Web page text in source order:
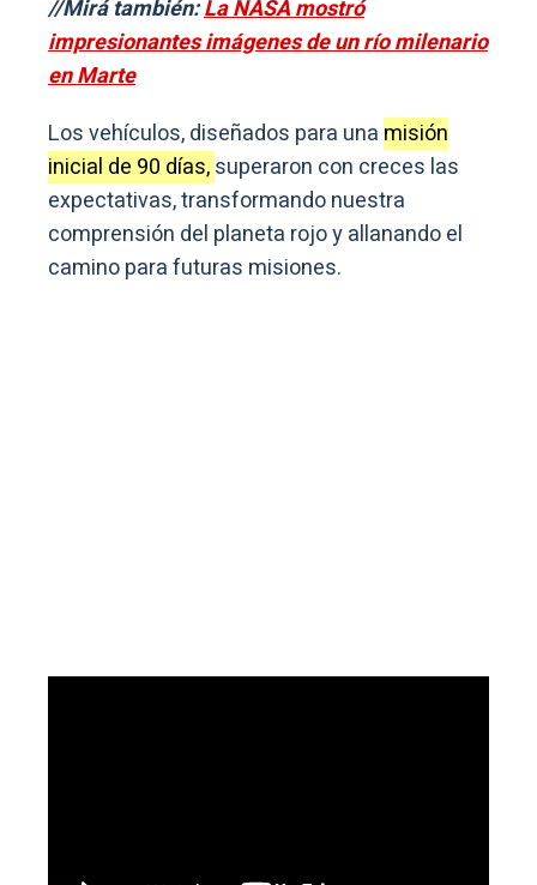
//Mirá también:La NASA mostró
impresionantes imágenes de un río milenario
en Marte
Los vehículos, diseñados para una misión
inicial de 90 días,superaron con creces las
expectativas, transformando nuestra
comprensión del planeta rojo y allanando el
camino para futuras misiones.